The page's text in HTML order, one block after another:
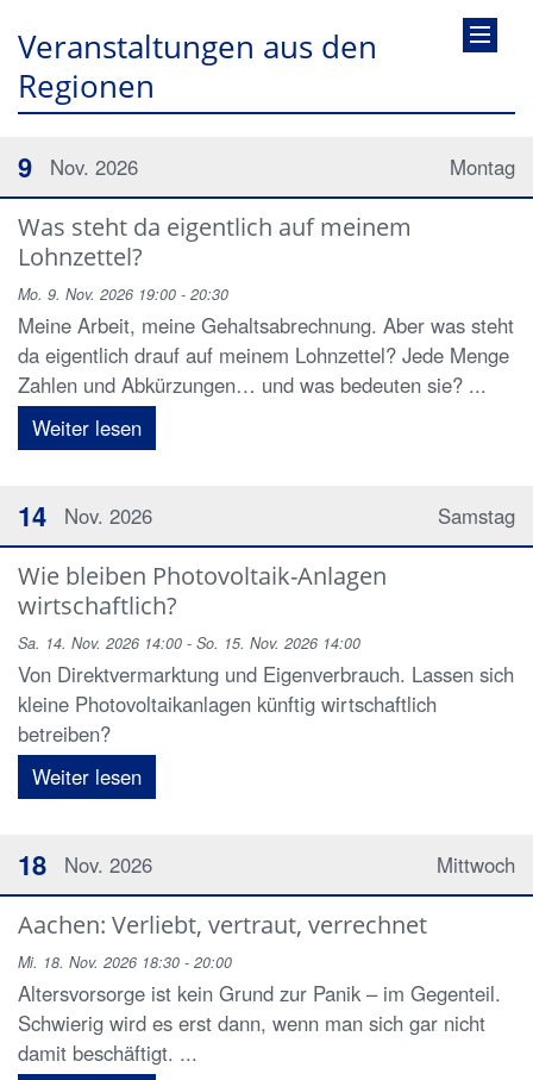
Veranstaltungen aus den
Regionen
Montag
9 Nov. 2026
Was steht da eigentlich auf meinem
Lohnzettel?
Mo. 9. Nov. 2026 19:00 - 20:30
Meine Arbeit, meine Gehaltsabrechnung. Aber was steht
da eigentlich drauf auf meinem Lohnzettel? Jede Menge
Zahlen und Abkürzungen… und was bedeuten sie? ...
Weiter lesen
Samstag
14 Nov. 2026
Wie bleiben Photovoltaik-Anlagen
wirtschaftlich?
Sa. 14. Nov. 2026 14:00 - So. 15. Nov. 2026 14:00
Von Direktvermarktung und Eigenverbrauch. Lassen sich
kleine Photovoltaikanlagen künftig wirtschaftlich
betreiben?
Weiter lesen
Mittwoch
18 Nov. 2026
Aachen: Verliebt, vertraut, verrechnet
Mi. 18. Nov. 2026 18:30 - 20:00
Altersvorsorge ist kein Grund zur Panik – im Gegenteil.
Schwierig wird es erst dann, wenn man sich gar nicht
damit beschäftigt. ...